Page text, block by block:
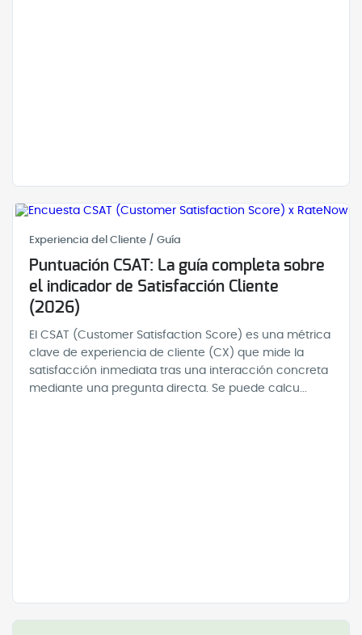
Experiencia del Cliente / Guía
Puntuación CSAT: La guía completa sobre
el indicador de Satisfacción Cliente
(2026)
El CSAT (Customer Satisfaction Score) es una métrica
clave de experiencia de cliente (CX) que mide la
satisfacción inmediata tras una interacción concreta
mediante una pregunta directa. Se puede calcu...